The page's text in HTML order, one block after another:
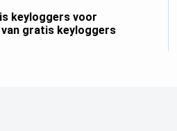
keyloggers voor
van gratis keyloggers